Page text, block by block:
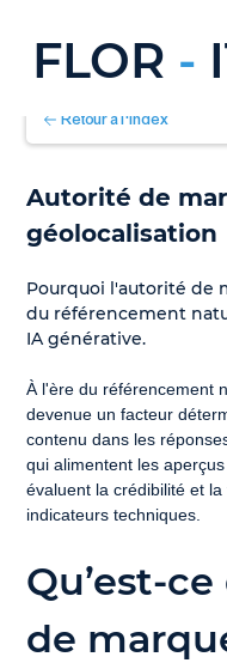
FLOR -
Retour à l'index
Autorité de
géolocalisation
Pourquoi l'autorité de
du référencement
IA générative.
À l'ère du référencement
devenue un facteur
contenu dans les
qui alimentent les
évaluent la crédibilité et
indicateurs techniques.
Qu’est-
de